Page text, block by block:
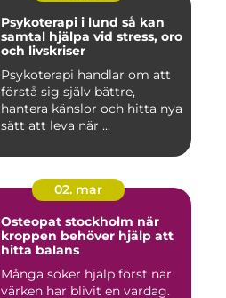
Psykoterapi i lund så kan
samtal hjälpa vid stress, oro
och livskriser
Psykoterapi handlar om att
förstå sig själv bättre,
hantera känslor och hitta nya
sätt att leva när ...
02. mar
Osteopat stockholm när
kroppen behöver hjälp att
hitta balans
Många söker hjälp först när
värken har blivit en vardag.